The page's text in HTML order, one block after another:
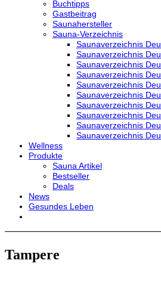
Buchtipps
Gastbeitrag
Saunahersteller
Sauna-Verzeichnis
Saunaverzeichnis
Saunaverzeichnis
Saunaverzeichnis
Saunaverzeichnis
Saunaverzeichnis
Saunaverzeichnis
Saunaverzeichnis
Saunaverzeichnis
Saunaverzeichnis
Saunaverzeichnis
Wellness
Produkte
Sauna Artikel
Bestseller
Deals
News
Gesundes Leben
Tampere